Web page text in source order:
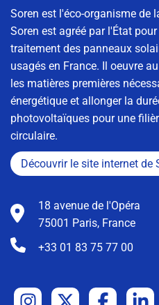
Soren est l'éco-organisme de
Soren est agréé par l'État
traitement des panneaux
usagés en France. Il oeuvre
les matières premières
énergétique et allonger la
photovoltaïques pour une
circulaire.
Découvrir le site internet de
18 avenue de l'Opéra
75001 Paris, France
+33 01 83 75 77 00